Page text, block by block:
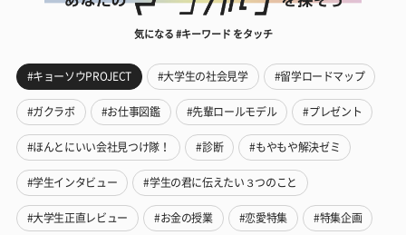
気になる #キーワード をタッチ
#キョーソウPROJECT #大学生の社会見学 #留学ロードマップ
#ガクラボ #お仕事図鑑 #先輩ロールモデル #プレゼント
#ほんとにいい会社見つけ隊！ #診断 #もやもや解決ゼミ
#学生インタビュー #学生の君に伝えたい３つのこと
#大学生正直レビュー #お金の授業 #恋愛特集 #特集企画